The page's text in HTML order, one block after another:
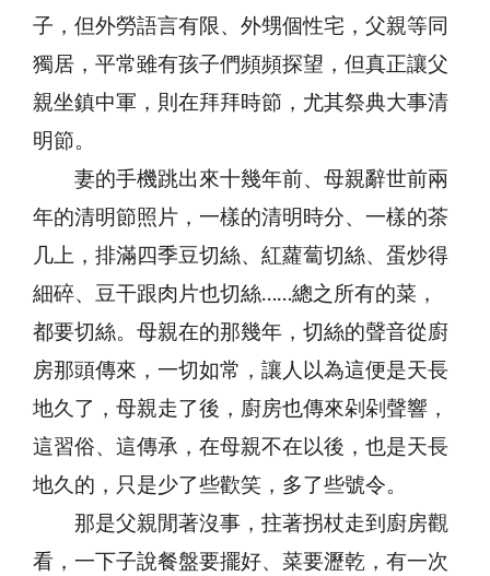
子，但外勞語言有限、外甥個性宅，父親等同
獨居，平常雖有孩子們頻頻探望，但真正讓父
親坐鎮中軍，則在拜拜時節，尤其祭典大事清
明節。
妻的手機跳出來十幾年前、母親辭世前兩
年的清明節照片，一樣的清明時分、一樣的茶
几上，排滿四季豆切絲、紅蘿蔔切絲、蛋炒得
細碎、豆干跟肉片也切絲……總之所有的菜，
都要切絲。母親在的那幾年，切絲的聲音從廚
房那頭傳來，一切如常，讓人以為這便是天長
地久了，母親走了後，廚房也傳來剁剁聲響，
這習俗、這傳承，在母親不在以後，也是天長
地久的，只是少了些歡笑，多了些號令。
那是父親閒著沒事，拄著拐杖走到廚房觀
看，一下子說餐盤要擺好、菜要瀝乾，有一次